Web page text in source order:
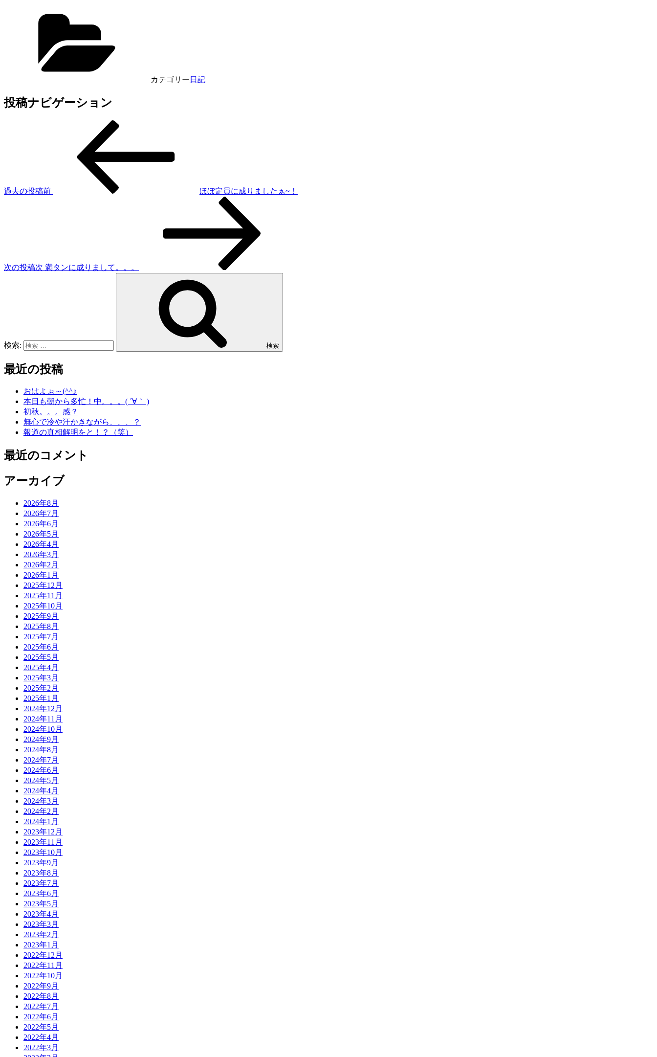
カテゴリー 日記
投稿ナビゲーション
過去の投稿前 ほぼ定員に成りましたぁ~！
次の投稿次 満タンに成りまして。。。
検索: 検索
最近の投稿
おはよぉ～(^^♪
本日も朝から多忙！中。。。( ´∀｀ )
初秋。。。感？
無心で冷や汗かきながら、、、？
報道の真相解明をと！？（笑）
最近のコメント
アーカイブ
2026年8月
2026年7月
2026年6月
2026年5月
2026年4月
2026年3月
2026年2月
2026年1月
2025年12月
2025年11月
2025年10月
2025年9月
2025年8月
2025年7月
2025年6月
2025年5月
2025年4月
2025年3月
2025年2月
2025年1月
2024年12月
2024年11月
2024年10月
2024年9月
2024年8月
2024年7月
2024年6月
2024年5月
2024年4月
2024年3月
2024年2月
2024年1月
2023年12月
2023年11月
2023年10月
2023年9月
2023年8月
2023年7月
2023年6月
2023年5月
2023年4月
2023年3月
2023年2月
2023年1月
2022年12月
2022年11月
2022年10月
2022年9月
2022年8月
2022年7月
2022年6月
2022年5月
2022年4月
2022年3月